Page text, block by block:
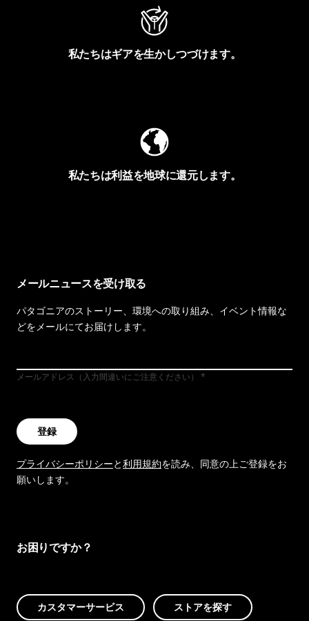
私たちはギアを生かしつづけます。
私たちは利益を地球に還元します。
メールニュースを受け取る
パタゴニアのストーリー、環境への取り組み、イベント情報な
どをメールにてお届けします。
メールアドレス（入力間違いにご注意ください）
登録
プライバシーポリシーと利用規約を読み、同意の上ご登録をお
願いします。
お困りですか？
カスタマーサービス ストアを探す